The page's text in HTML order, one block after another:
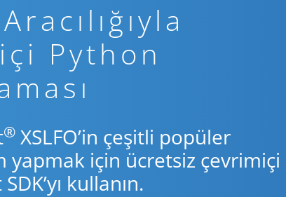
Python
® XSLFO’in çeşitli popüler
yapmak için ücretsiz çevrimiçi
kullanın.